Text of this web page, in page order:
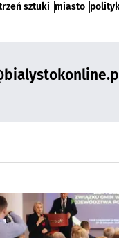
sztuki miasto